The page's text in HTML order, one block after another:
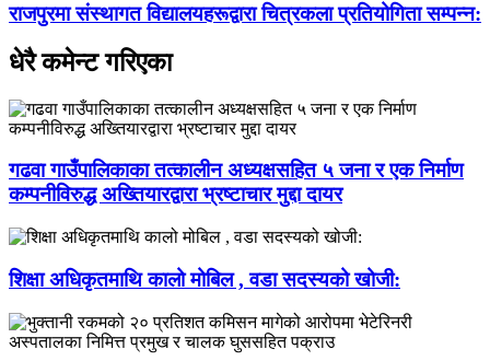
राजपुरमा संस्थागत विद्यालयहरूद्वारा चित्रकला प्रतियोगिता सम्पन्न:
धेरै कमेन्ट गरिएका
गढवा गाउँपालिकाका तत्कालीन अध्यक्षसहित ५ जना र एक निर्माण
कम्पनीविरुद्ध अख्तियारद्वारा भ्रष्टाचार मुद्दा दायर
शिक्षा अधिकृतमाथि कालो मोबिल , वडा सदस्यको खोजी: